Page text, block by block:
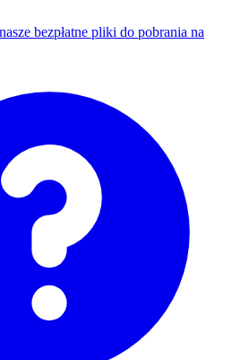
bezpłatne pliki do pobrania na